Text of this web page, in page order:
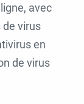
avec
de virus
en
de virus